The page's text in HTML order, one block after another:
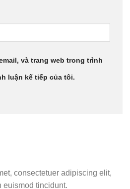
và trang web trong trình
luận kế tiếp của tôi.
consectetuer adipiscing elit,
euismod tincidunt.